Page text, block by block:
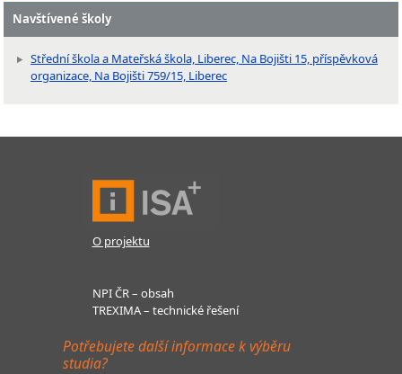
Navštívené školy
Střední škola a Mateřská škola, Liberec, Na Bojišti 15, příspěvková
organizace, Na Bojišti 759/15, Liberec
O projektu
NPI ČR – obsah
TREXIMA – technické řešení
Potřebujete další informace k výběru
studia?